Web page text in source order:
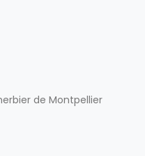
de Montpellier